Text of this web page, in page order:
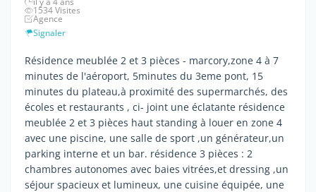
1534 Visites
Agence
Signaler
Résidence meublée 2 et 3 pièces - marcory,zone 4 à 7
minutes de l'aéroport, 5minutes du 3eme pont, 15
minutes du plateau,à proximité des supermarchés, des
écoles et restaurants , ci- joint une éclatante résidence
meublée 2 et 3 pièces haut standing à louer en zone 4
avec une piscine, une salle de sport ,un générateur,un
parking interne et un bar. résidence 3 pièces : 2
chambres autonomes avec baies vitrées,et dressing ,un
séjour spacieux et lumineux, une cuisine équipée, une